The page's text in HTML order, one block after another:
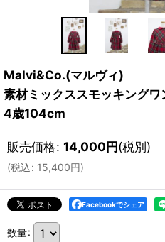
Malvi&Co.(マルヴィ)
素材ミックススモッキング
4歳104cm
販売価格: 14,000円(税別)
(税込: 15,400円)
Facebookでシェア
数量: